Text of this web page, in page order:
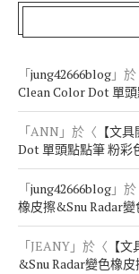
「jung42666blog 」
Clean Color Dot 單
「ANN 」於〈 【文
Dot 單頭點點筆 粉彩
「jung42666blog 」
橡皮擦&Snu Radar
「JEANY 」於〈 【
&Snu Radar變色橡皮